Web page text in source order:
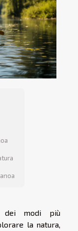
dei modi più
la natura,